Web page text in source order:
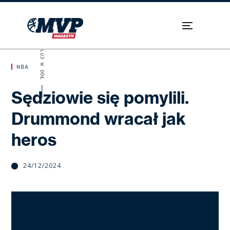
NBA
Sędziowie się pomylili.
Drummond wracał jak
heros
24/12/2024
SKROLUJ W DÓŁ